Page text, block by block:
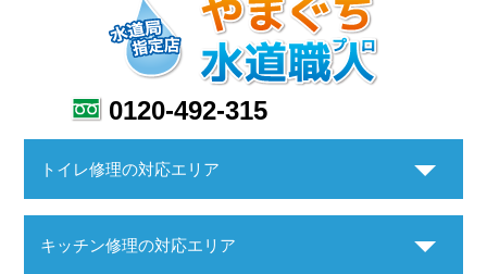
0120-492-315
トイレ修理の対応エリア
キッチン修理の対応エリア